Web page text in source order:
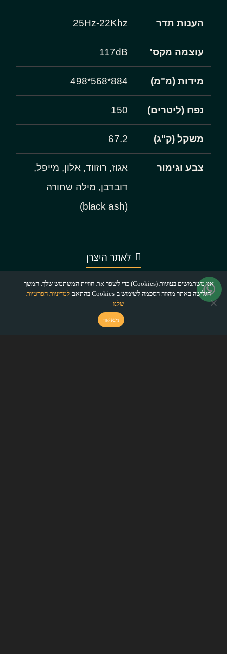
הענות תדר 25Hz-22Khz
עוצמה מקס' 117dB
מידות (מ"מ) 884*568*498
נפח (ליטרים) 150
משקל (ק"ג) 67.2
צבע וגימור
אגוז, רוזווד, אלון, מייפל,
דובדבן, מילה שחורה
(black ash)
לאתר היצרן
אנו משתמשים בעוגיות (Cookies) כדי לשפר את חוויית המשתמש שלך. המשך
הגלישה באתר מהווה הסכמה לשימוש ב-Cookies בהתאם
למדיניות הפרטיות
שלנו
מאשר